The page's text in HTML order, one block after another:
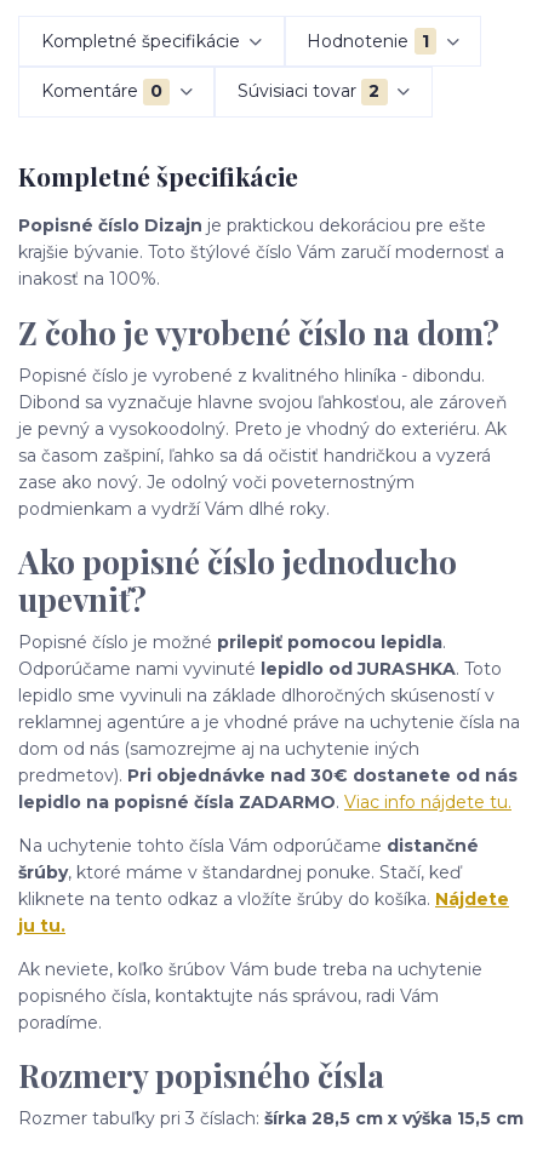
Kompletné špecifikácie Hodnotenie 1
Komentáre 0 Súvisiaci tovar 2
Kompletné špecifikácie
Popisné číslo Dizajn je praktickou dekoráciou pre ešte
krajšie bývanie. Toto štýlové číslo Vám zaručí modernosť a
inakosť na 100%.
Z čoho je vyrobené číslo na dom?
Popisné číslo je vyrobené z kvalitného hliníka - dibondu.
Dibond sa vyznačuje hlavne svojou ľahkosťou, ale zároveň
je pevný a vysokoodolný. Preto je vhodný do exteriéru. Ak
sa časom zašpiní, ľahko sa dá očistiť handričkou a vyzerá
zase ako nový. Je odolný voči poveternostným
podmienkam a vydrží Vám dlhé roky.
Ako popisné číslo jednoducho
upevniť?
Popisné číslo je možné prilepiť pomocou lepidla.
Odporúčame nami vyvinuté lepidlo od JURASHKA. Toto
lepidlo sme vyvinuli na základe dlhoročných skúseností v
reklamnej agentúre a je vhodné práve na uchytenie čísla na
dom od nás (samozrejme aj na uchytenie iných
predmetov). Pri objednávke nad 30€ dostanete od nás
lepidlo na popisné čísla ZADARMO. Viac info nájdete tu.
Na uchytenie tohto čísla Vám odporúčame distančné
šrúby, ktoré máme v štandardnej ponuke. Stačí, keď
kliknete na tento odkaz a vložíte šrúby do košíka. Nájdete
ju tu.
Ak neviete, koľko šrúbov Vám bude treba na uchytenie
popisného čísla, kontaktujte nás správou, radi Vám
poradíme.
Rozmery popisného čísla
Rozmer tabuľky pri 3 číslach: šírka 28,5 cm x výška 15,5 cm